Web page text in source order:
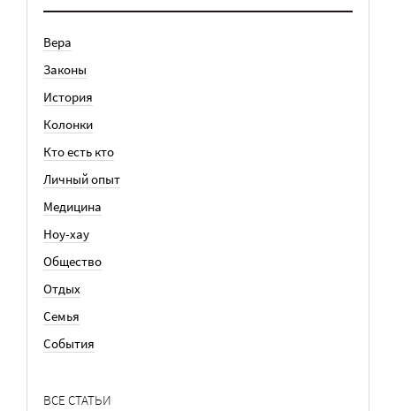
Вера
Законы
История
Колонки
Кто есть кто
Личный опыт
Медицина
Ноу-хау
Общество
Отдых
Семья
События
ВСЕ СТАТЬИ